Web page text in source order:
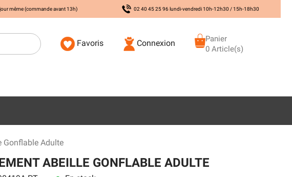
même (commande avant 13h) 02 40 45 25 96 lundi-vendredi 10h-12h30 / 15h-18h30
Favoris Connexion
Panier
0 Article(s)
Gonflable Adulte
ABEILLE GONFLABLE ADULTE